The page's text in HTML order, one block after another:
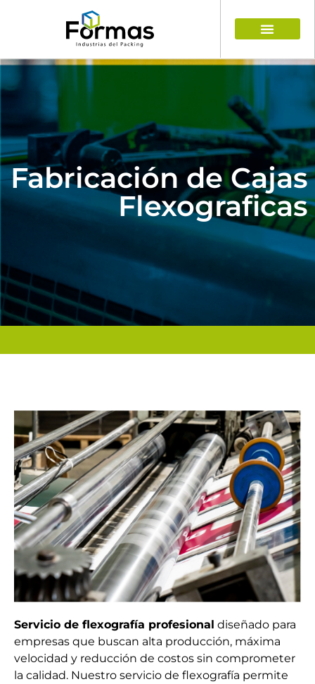
Fabricación de Cajas
Flexograficas
Servicio de flexografía profesional diseñado para
empresas que buscan alta producción, máxima
velocidad y reducción de costos sin comprometer
la calidad. Nuestro servicio de flexografía permite